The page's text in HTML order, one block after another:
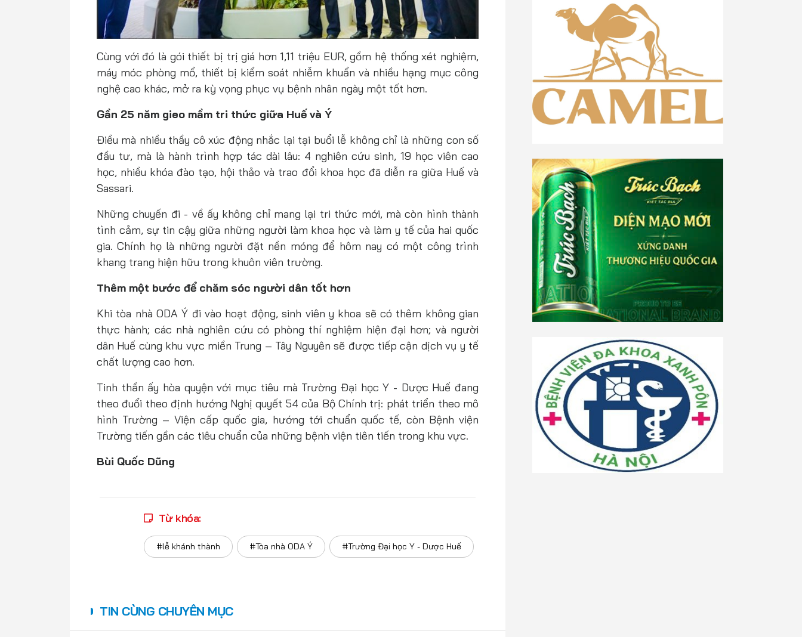
Cùng với đó là gói thiết bị trị giá hơn 1,11 triệu EUR, gồm hệ thống xét nghiệm,
máy móc phòng mổ, thiết bị kiểm soát nhiễm khuẩn và nhiều hạng mục công
nghệ cao khác, mở ra kỳ vọng phục vụ bệnh nhân ngày một tốt hơn.
Gần 25 năm gieo mầm tri thức giữa Huế và Ý
Điều mà nhiều thầy cô xúc động nhắc lại tại buổi lễ không chỉ là những con số
đầu tư, mà là hành trình hợp tác dài lâu: 4 nghiên cứu sinh, 19 học viên cao
học, nhiều khóa đào tạo, hội thảo và trao đổi khoa học đã diễn ra giữa Huế và
Sassari.
Những chuyến đi - về ấy không chỉ mang lại tri thức mới, mà còn hình thành
tình cảm, sự tin cậy giữa những người làm khoa học và làm y tế của hai quốc
gia. Chính họ là những người đặt nền móng để hôm nay có một công trình
khang trang hiện hữu trong khuôn viên trường.
Thêm một bước để chăm sóc người dân tốt hơn
Khi tòa nhà ODA Ý đi vào hoạt động, sinh viên y khoa sẽ có thêm không gian
thực hành; các nhà nghiên cứu có phòng thí nghiệm hiện đại hơn; và người
dân Huế cùng khu vực miền Trung – Tây Nguyên sẽ được tiếp cận dịch vụ y tế
chất lượng cao hơn.
Tinh thần ấy hòa quyện với mục tiêu mà Trường Đại học Y - Dược Huế đang
theo đuổi theo định hướng Nghị quyết 54 của Bộ Chính trị: phát triển theo mô
hình Trường – Viện cấp quốc gia, hướng tới chuẩn quốc tế, còn Bệnh viện
Trường tiến gần các tiêu chuẩn của những bệnh viện tiên tiến trong khu vực.
Bùi Quốc Dũng
Từ khóa:
#lễ khánh thành #Tòa nhà ODA Ý #Trường Đại học Y - Dược Huế
TIN CÙNG CHUYÊN MỤC